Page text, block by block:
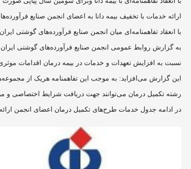
ارائه خدمات با تخفیف بیمه دانا به اعضای انجمن صنایع
با انعقاد تفاهمنامه‌ای میان انجمن صنایع فرآورده‌های گوشتی
به گزارش روابط عمومی انجمن صنایع فرآورده‌های گوشتی ایران
نسبت به افزایش تعهدات و خدمات در بیمه درمان اقدامات موثری صورت گرفته است. از این
رشته تکمیل درمان می‌توانند جهت دریافت شرایط اختصاصی و مورد نظر خود با شماره تلفن همراه 09126514682
در ادامه جدول خدمات طرح‌های تکمیل درمان اعضای انجمن